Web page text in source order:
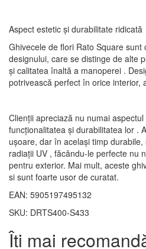
Aspect estetic și durabilitate ridicată
Ghivecele de flori Rato Square
designului, care se distinge de alte
și calitatea înaltă a manoperei .
potrivească perfect în orice interior,
Clienții apreciază nu numai
funcționalitatea și durabilitatea lor .
ușoare, dar în același timp
radiații UV , făcându-le perfecte nu
pentru exterior. Mai mult, aceste
si sunt foarte usor de curatat.
EAN: 5905197495132
SKU: DRTS400-S433
Îti mai